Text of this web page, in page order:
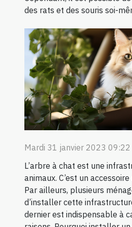
des rats et des souris soi-
Mardi 31 janvier 2023 09:22
L’arbre à chat est une
animaux. C’est un
Par ailleurs, plusieurs
d’installer cette
dernier est indispensable à